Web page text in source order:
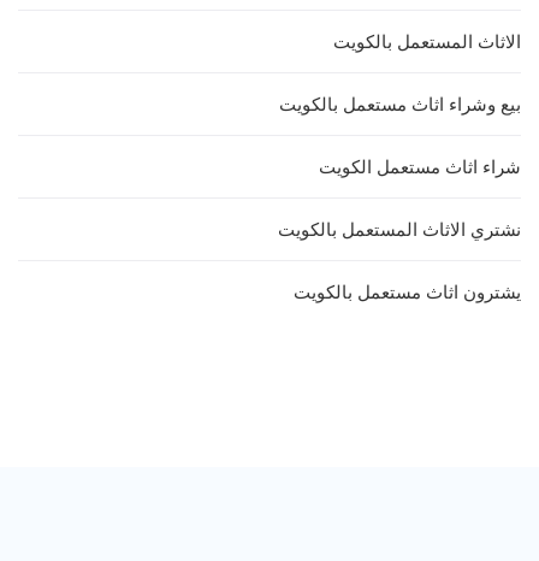
الاثاث المستعمل بالكويت
بيع وشراء اثاث مستعمل بالكويت
شراء اثاث مستعمل الكويت
نشتري الاثاث المستعمل بالكويت
يشترون اثاث مستعمل بالكويت